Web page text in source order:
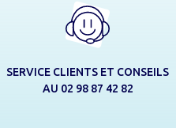
SERVICE CLIENTS ET CONSEILS
AU 02 98 87 42 82